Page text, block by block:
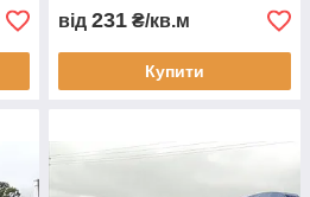
від 231 ₴/кв.м
Купити